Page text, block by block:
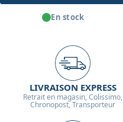
En stock
LIVRAISON EXPRESS
Retrait en magasin, Colissimo,
Chronopost, Transporteur